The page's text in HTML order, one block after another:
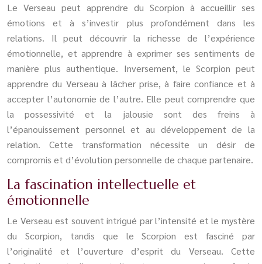
Le Verseau peut apprendre du Scorpion à accueillir ses
émotions et à s’investir plus profondément dans les
relations. Il peut découvrir la richesse de l’expérience
émotionnelle, et apprendre à exprimer ses sentiments de
manière plus authentique. Inversement, le Scorpion peut
apprendre du Verseau à lâcher prise, à faire confiance et à
accepter l’autonomie de l’autre. Elle peut comprendre que
la possessivité et la jalousie sont des freins à
l’épanouissement personnel et au développement de la
relation. Cette transformation nécessite un désir de
compromis et d’évolution personnelle de chaque partenaire.
La fascination intellectuelle et
émotionnelle
Le Verseau est souvent intrigué par l’intensité et le mystère
du Scorpion, tandis que le Scorpion est fasciné par
l’originalité et l’ouverture d’esprit du Verseau. Cette